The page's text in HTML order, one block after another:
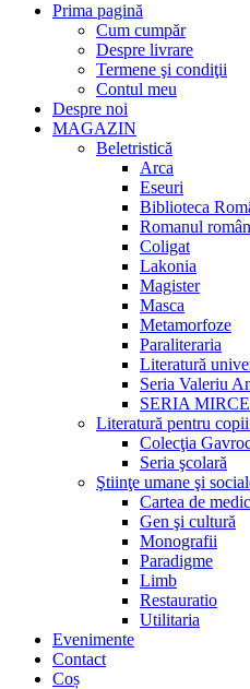
Prima pagină
Cum cumpăr
Despre livrare
Termene şi condiţii
Contul meu
Despre noi
MAGAZIN
Beletristică
Arca
Eseuri
Biblioteca
Romanul
Coligat
Lakonia
Magister
Masca
Metamorfoze
Paraliteraria
Literatură
Seria Valeriu
SERIA
Literatură pentru
Colecţia
Seria şcolară
Ştiinţe umane şi
Cartea de
Gen şi cultură
Monografii
Paradigme
Limb
Restauratio
Utilitaria
Evenimente
Contact
Coș